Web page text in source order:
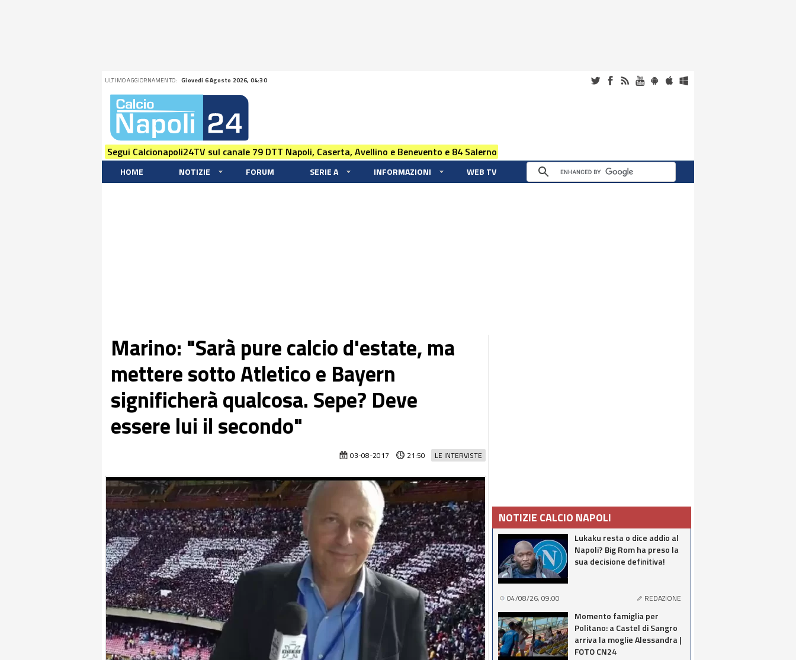
ULTIMO AGGIORNAMENTO: Giovedi 6 Agosto 2026, 04:30
Segui Calcionapoli24TV sul canale 79 DTT Napoli, Caserta, Avellino e Benevento e 84 Salerno
HOME NOTIZIE FORUM SERIE A INFORMAZIONI WEB TV
Marino: "Sarà pure calcio d'estate, ma
mettere sotto Atletico e Bayern
significherà qualcosa. Sepe? Deve
essere lui il secondo"
LE INTERVISTE
03-08-2017 21:50
NOTIZIE CALCIO NAPOLI
Lukaku resta o dice addio al
Napoli? Big Rom ha preso la
sua decisione definitiva!
04/08/26, 09:00 REDAZIONE
Momento famiglia per
Politano: a Castel di Sangro
arriva la moglie Alessandra |
FOTO CN24